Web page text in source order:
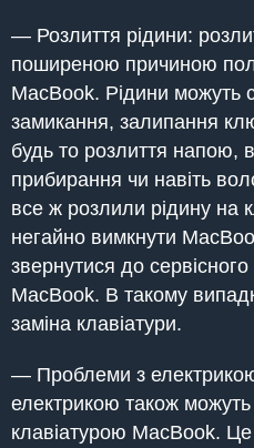
— Розлиття рідини:
поширеною причиною
MacBook. Рідини можуть
замикання, залипання
будь то розлиття напою,
прибирання чи навіть
все ж розлили рідину на
негайно вимкнути
звернутися до
MacBook. В такому
заміна клавіатури.
— Проблеми з
електрикою також
клавіатурою MacBook.